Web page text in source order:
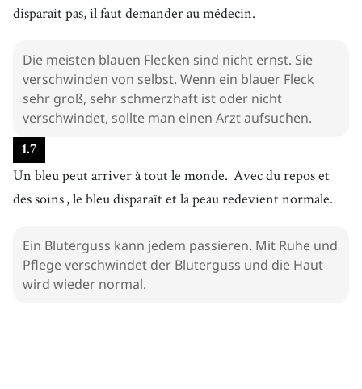
disparaît pas, il faut demander au médecin.
Die meisten blauen Flecken sind nicht ernst. Sie
verschwinden von selbst. Wenn ein blauer Fleck
sehr groß, sehr schmerzhaft ist oder nicht
verschwindet, sollte man einen Arzt aufsuchen.
1.7
Un bleu peut arriver à tout le monde. Avec du repos et
des soins, le bleu disparaît et la peau redevient normale.
Ein Bluterguss kann jedem passieren. Mit Ruhe und
Pflege verschwindet der Bluterguss und die Haut
wird wieder normal.